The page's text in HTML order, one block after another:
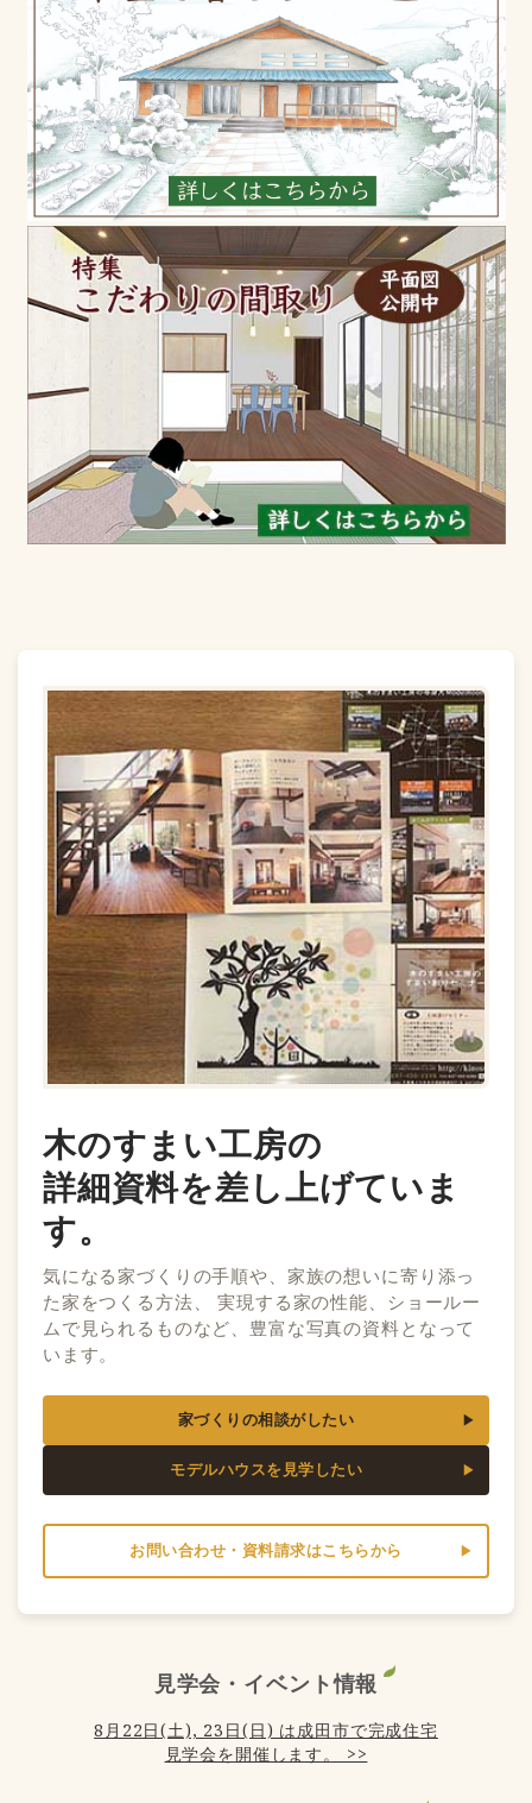
木のすまい工房の
詳細資料を差し上げていま
す。
気になる家づくりの手順や、家族の想いに寄り添っ
た家をつくる方法、 実現する家の性能、ショールー
ムで見られるものなど、豊富な写真の資料となって
います。
家づくりの相談がしたい
モデルハウスを見学したい
お問い合わせ・資料請求はこちらから
見学会・イベント情報
8月22日(土), 23日(日) は成田市で完成住宅
見学会を開催します。 >>